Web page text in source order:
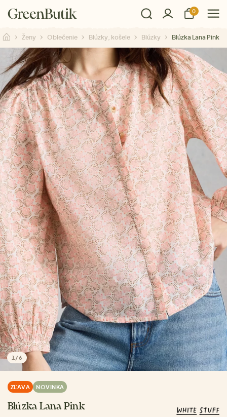
0
Ženy Oblečenie Blúzky, košele Blúzky Blúzka Lana Pink
1 /6
ZĽAVA NOVINKA
Blúzka Lana Pink